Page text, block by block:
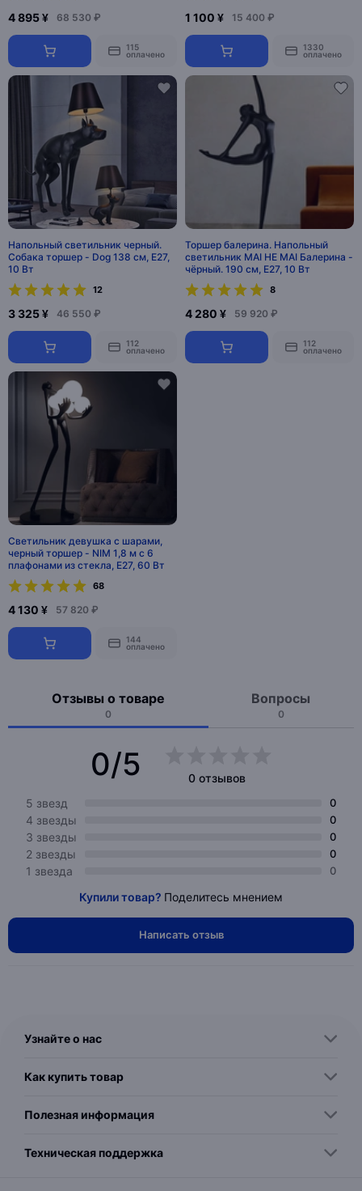
4 895 ¥ 68 530 ₽
115
оплачено
1 100 ¥ 15 400 ₽
1330
оплачено
Напольный светильник черный.
Собака торшер - Dog 138 см, E27,
10 Вт
12
3 325 ¥ 46 550 ₽
112
оплачено
Торшер балерина. Напольный
светильник MAI HE MAI Балерина -
чёрный. 190 см, E27, 10 Вт
8
4 280 ¥ 59 920 ₽
112
оплачено
Светильник девушка с шарами,
черный торшер - NIM 1,8 м с 6
плафонами из стекла, E27, 60 Вт
68
4 130 ¥ 57 820 ₽
144
оплачено
Отзывы о товаре
0
Вопросы
0
0/5
0 отзывов
5 звезд
0
4 звезды 0
3 звезды 0
2 звезды 0
1 звезда 0
Купили товар? Поделитесь мнением
Написать отзыв
Узнайте о нас
Как купить товар
Полезная информация
Техническая поддержка